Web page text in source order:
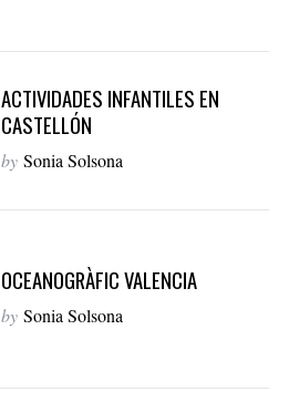
ACTIVIDADES INFANTILES EN
CASTELLÓN
by Sonia Solsona
OCEANOGRÀFIC VALENCIA
by Sonia Solsona